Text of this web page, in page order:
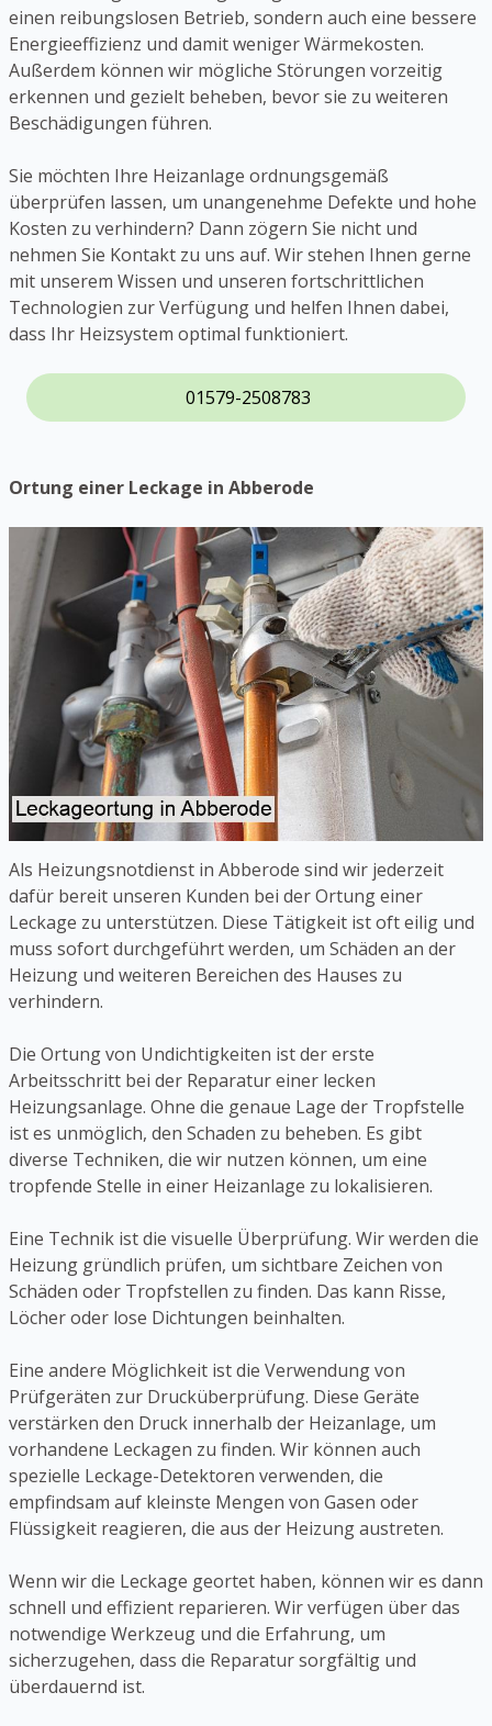
einen reibungslosen Betrieb, sondern auch eine bessere
Energieeffizienz und damit weniger Wärmekosten.
Außerdem können wir mögliche Störungen vorzeitig
erkennen und gezielt beheben, bevor sie zu weiteren
Beschädigungen führen.
Sie möchten Ihre Heizanlage ordnungsgemäß
überprüfen lassen, um unangenehme Defekte und hohe
Kosten zu verhindern? Dann zögern Sie nicht und
nehmen Sie Kontakt zu uns auf. Wir stehen Ihnen gerne
mit unserem Wissen und unseren fortschrittlichen
Technologien zur Verfügung und helfen Ihnen dabei,
dass Ihr Heizsystem optimal funktioniert.
01579-2508783
Ortung einer Leckage in Abberode
Als Heizungsnotdienst in Abberode sind wir jederzeit
dafür bereit unseren Kunden bei der Ortung einer
Leckage zu unterstützen. Diese Tätigkeit ist oft eilig und
muss sofort durchgeführt werden, um Schäden an der
Heizung und weiteren Bereichen des Hauses zu
verhindern.
Die Ortung von Undichtigkeiten ist der erste
Arbeitsschritt bei der Reparatur einer lecken
Heizungsanlage. Ohne die genaue Lage der Tropfstelle
ist es unmöglich, den Schaden zu beheben. Es gibt
diverse Techniken, die wir nutzen können, um eine
tropfende Stelle in einer Heizanlage zu lokalisieren.
Eine Technik ist die visuelle Überprüfung. Wir werden die
Heizung gründlich prüfen, um sichtbare Zeichen von
Schäden oder Tropfstellen zu finden. Das kann Risse,
Löcher oder lose Dichtungen beinhalten.
Eine andere Möglichkeit ist die Verwendung von
Prüfgeräten zur Drucküberprüfung. Diese Geräte
verstärken den Druck innerhalb der Heizanlage, um
vorhandene Leckagen zu finden. Wir können auch
spezielle Leckage-Detektoren verwenden, die
empfindsam auf kleinste Mengen von Gasen oder
Flüssigkeit reagieren, die aus der Heizung austreten.
Wenn wir die Leckage geortet haben, können wir es dann
schnell und effizient reparieren. Wir verfügen über das
notwendige Werkzeug und die Erfahrung, um
sicherzugehen, dass die Reparatur sorgfältig und
überdauernd ist.